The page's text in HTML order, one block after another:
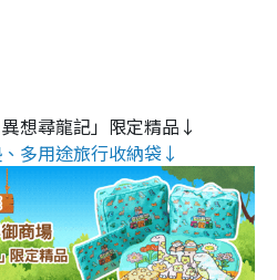
想尋龍記」限定精品↓
多用途旅行收納袋↓